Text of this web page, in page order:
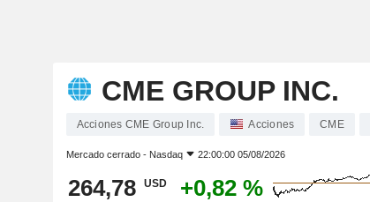
CME GROUP INC.
Acciones CME Group Inc. Acciones CME
Mercado cerrado - Nasdaq 22:00:00 05/08/2026
264,78 USD +0,82 %